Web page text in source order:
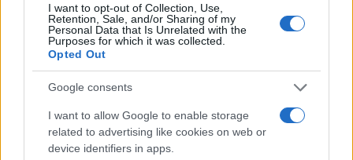
I want to opt-out of Collection, Use,
Retention, Sale, and/or Sharing of my
Personal Data that Is Unrelated with the
Purposes for which it was collected.
Opted Out
Google consents
I want to allow Google to enable storage
related to advertising like cookies on web or
device identifiers in apps.